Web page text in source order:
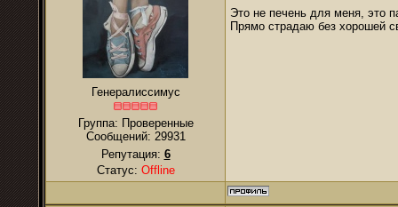
Генералиссимус
Группа: Проверенные
Сообщений: 29931
Репутация: 6
Статус: Offline
Это не печень для меня, это
Прямо страдаю без хорошей